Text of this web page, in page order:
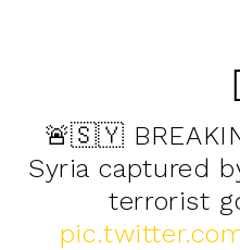
🚨🇸🇾
Syria captured
terrorist